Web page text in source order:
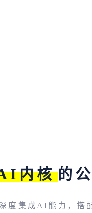
内核 的
度集成AI能力，搭